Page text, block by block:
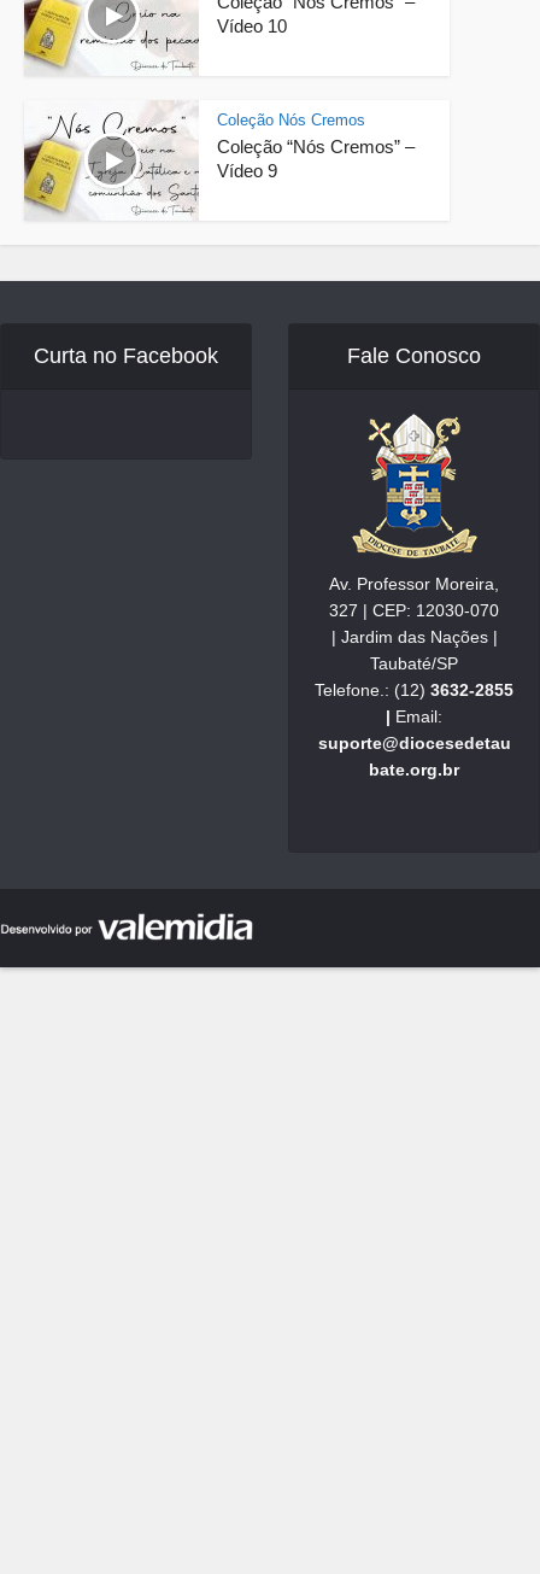
Vídeo 10
Coleção Nós Cremos
Coleção “Nós Cremos” –
Vídeo 9
Curta no Facebook Fale Conosco
Av. Professor Moreira,
327 | CEP: 12030-070
| Jardim das Nações |
Taubaté/SP
Telefone.: (12) 3632-2855
| Email:
suporte@diocesedetau
bate.org.br